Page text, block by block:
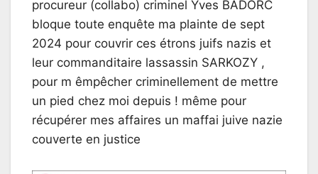
procureur (collabo) criminel Yves BADORC
bloque toute enquête ma plainte de sept
2024 pour couvrir ces étrons juifs nazis et
leur commanditaire lassassin SARKOZY ,
pour m êmpêcher criminellement de mettre
un pied chez moi depuis ! même pour
récupérer mes affaires un maffai juive nazie
couverte en justice